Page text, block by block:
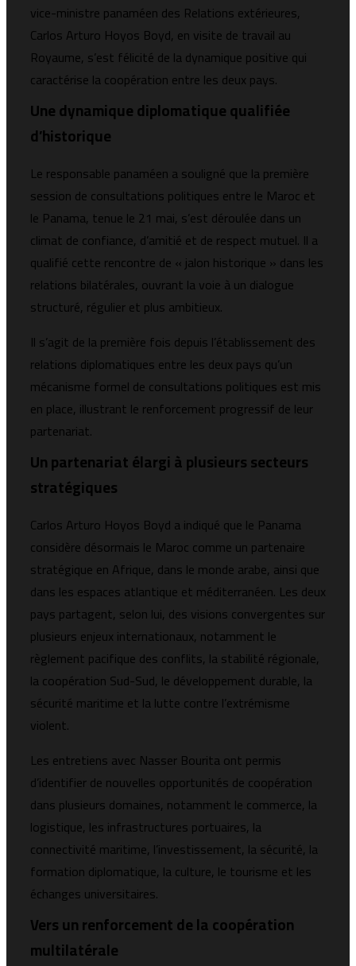
vice-ministre panaméen des Relations extérieures,
Carlos Arturo Hoyos Boyd, en visite de travail au
Royaume, s’est félicité de la dynamique positive qui
caractérise la coopération entre les deux pays.
Une dynamique diplomatique qualifiée
d’historique
Le responsable panaméen a souligné que la première
session de consultations politiques entre le Maroc et
le Panama, tenue le 21 mai, s’est déroulée dans un
climat de confiance, d’amitié et de respect mutuel. Il a
qualifié cette rencontre de « jalon historique » dans les
relations bilatérales, ouvrant la voie à un dialogue
structuré, régulier et plus ambitieux.
Il s’agit de la première fois depuis l’établissement des
relations diplomatiques entre les deux pays qu’un
mécanisme formel de consultations politiques est mis
en place, illustrant le renforcement progressif de leur
partenariat.
Un partenariat élargi à plusieurs secteurs
stratégiques
Carlos Arturo Hoyos Boyd a indiqué que le Panama
considère désormais le Maroc comme un partenaire
stratégique en Afrique, dans le monde arabe, ainsi que
dans les espaces atlantique et méditerranéen. Les deux
pays partagent, selon lui, des visions convergentes sur
plusieurs enjeux internationaux, notamment le
règlement pacifique des conflits, la stabilité régionale,
la coopération Sud-Sud, le développement durable, la
sécurité maritime et la lutte contre l’extrémisme
violent.
Les entretiens avec Nasser Bourita ont permis
d’identifier de nouvelles opportunités de coopération
dans plusieurs domaines, notamment le commerce, la
logistique, les infrastructures portuaires, la
connectivité maritime, l’investissement, la sécurité, la
formation diplomatique, la culture, le tourisme et les
échanges universitaires.
Vers un renforcement de la coopération
multilatérale